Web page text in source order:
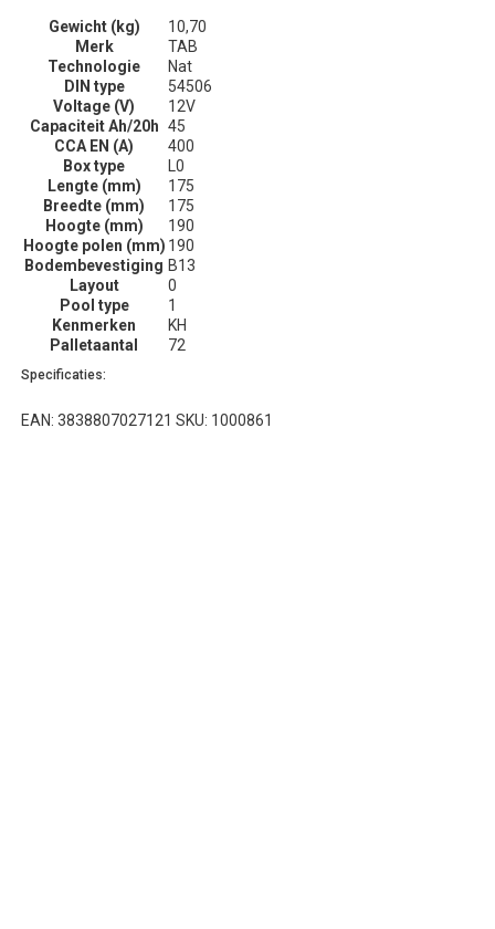
Gewicht (kg)
10,70
Merk
TAB
Technologie
Nat
DIN type
54506
Voltage (V)
12V
Capaciteit Ah/20h 45
CCA EN (A)
400
Box type
L0
Lengte (mm)
175
Breedte (mm)
175
Hoogte (mm)
190
Hoogte polen (mm) 190
Bodembevestiging B13
Layout
0
Pool type
1
Kenmerken
KH
Palletaantal
72
Specificaties:
EAN: 3838807027121 SKU: 1000861